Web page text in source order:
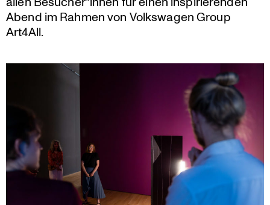
Abend im Rahmen von Volks­wagen Group
Art4All.